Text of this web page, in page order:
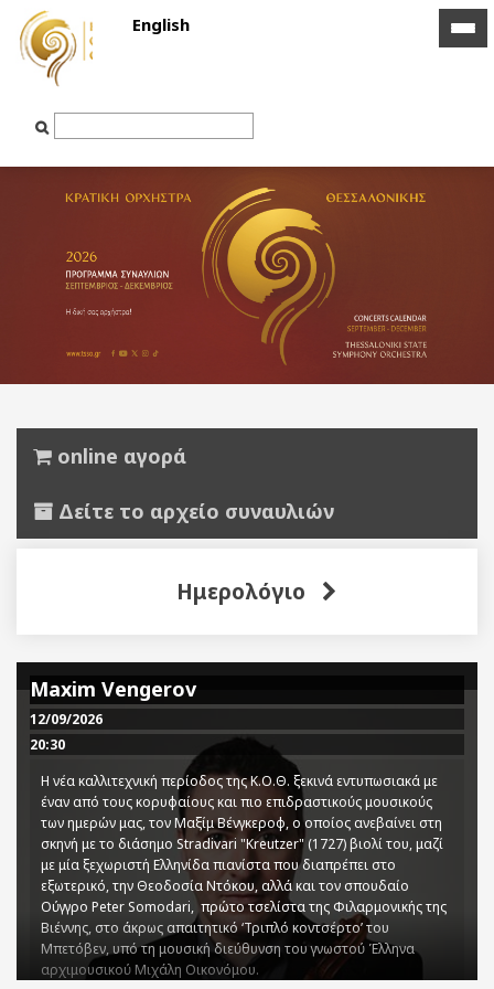
icon
icon
English
Input
online αγορά
Δείτε το αρχείο συναυλιών
Ημερολόγιο
Maxim Vengerov
12/09/2026
20:30
Η νέα καλλιτεχνική περίοδος της Κ.Ο.Θ. ξεκινά εντυπωσιακά με
έναν από τους κορυφαίους και πιο επιδραστικούς μουσικούς
των ημερών μας, τον Μαξίμ Βένγκεροφ, ο οποίος ανεβαίνει στη
σκηνή με το διάσημο Stradivari "Kreutzer" (1727) βιολί του, μαζί
με μία ξεχωριστή Ελληνίδα πιανίστα που διαπρέπει στο
εξωτερικό, την Θεοδοσία Ντόκου, αλλά και τον σπουδαίο
Ούγγρο Peter Somodari, πρώτο τσελίστα της Φιλαρμονικής της
Βιέννης, στο άκρως απαιτητικό ‘Τριπλό κοντσέρτο’ του
Μπετόβεν, υπό τη μουσική διεύθυνση του γνωστού Έλληνα
αρχιμουσικού Μιχάλη Οικονόμου.